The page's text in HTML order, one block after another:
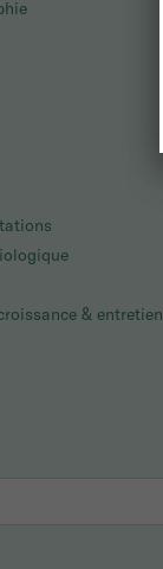
& entretien